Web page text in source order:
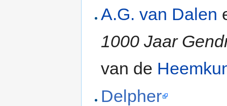
A.G. van Dalen
1000 Jaar
van de
Delpher